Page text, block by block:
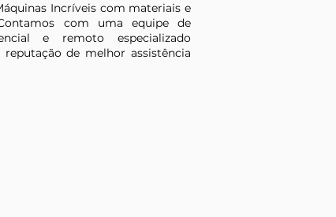
Incríveis com materiais e
com uma equipe de
e remoto especializado
de melhor assistência